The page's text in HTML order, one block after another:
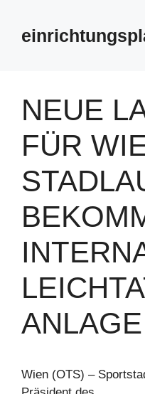
springen
NEUE
FÜR
ANLAGE
Wien (OTS) –